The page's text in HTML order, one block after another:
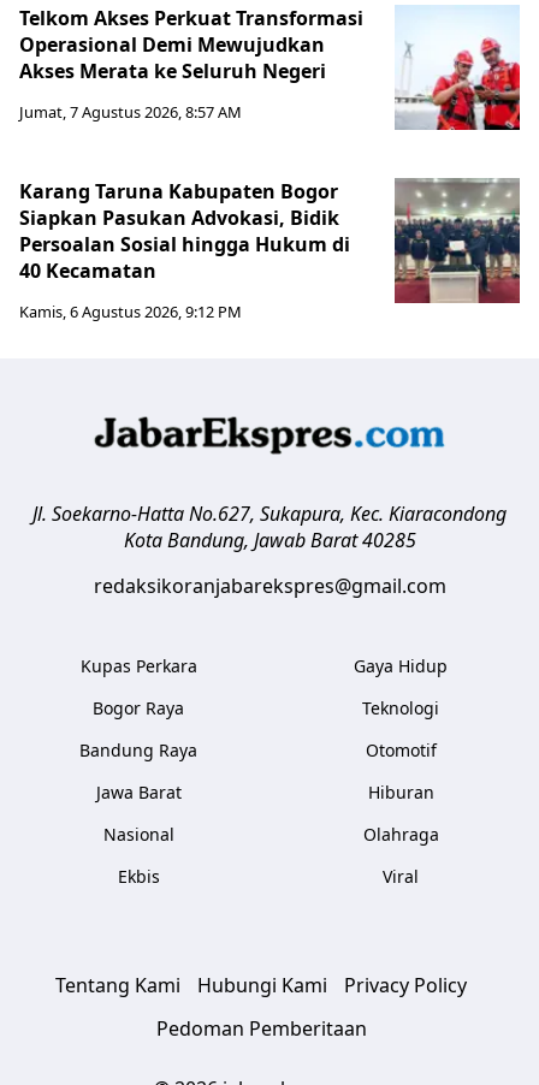
Telkom Akses Perkuat Transformasi
Operasional Demi Mewujudkan
Akses Merata ke Seluruh Negeri
Jumat, 7 Agustus 2026, 8:57 AM
Karang Taruna Kabupaten Bogor
Siapkan Pasukan Advokasi, Bidik
Persoalan Sosial hingga Hukum di
40 Kecamatan
Kamis, 6 Agustus 2026, 9:12 PM
Jl. Soekarno-Hatta No.627, Sukapura, Kec. Kiaracondong
Kota Bandung, Jawab Barat 40285
redaksikoranjabarekspres@gmail.com
Kupas Perkara
Bogor Raya
Bandung Raya
Jawa Barat
Nasional
Ekbis
Gaya Hidup
Teknologi
Otomotif
Hiburan
Olahraga
Viral
Tentang Kami Hubungi Kami
Privacy Policy
Pedoman Pemberitaan